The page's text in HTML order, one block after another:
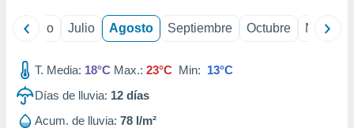
Junio Julio Agosto Septiembre Octubre
T. Media: 18°C Max.: 23°C Min: 13°C
Días de lluvia: 12 días
Acum. de lluvia: 78 l/m²